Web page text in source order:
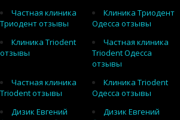
Частная клиника
Триодент отзывы
Клиника Триодент
Одесса отзывы
Клиника Triodent
отзывы
Частная клиника
Triodent Одесса
отзывы
Частная клиника
Triodent отзывы
Клиника Triodent
Одесса отзывы
Дизик Евгений
Дизик Евгений